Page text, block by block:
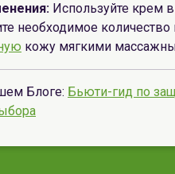
Используйте крем
необходимое
кожу мягкими
Блоге: Бьюти-гид по